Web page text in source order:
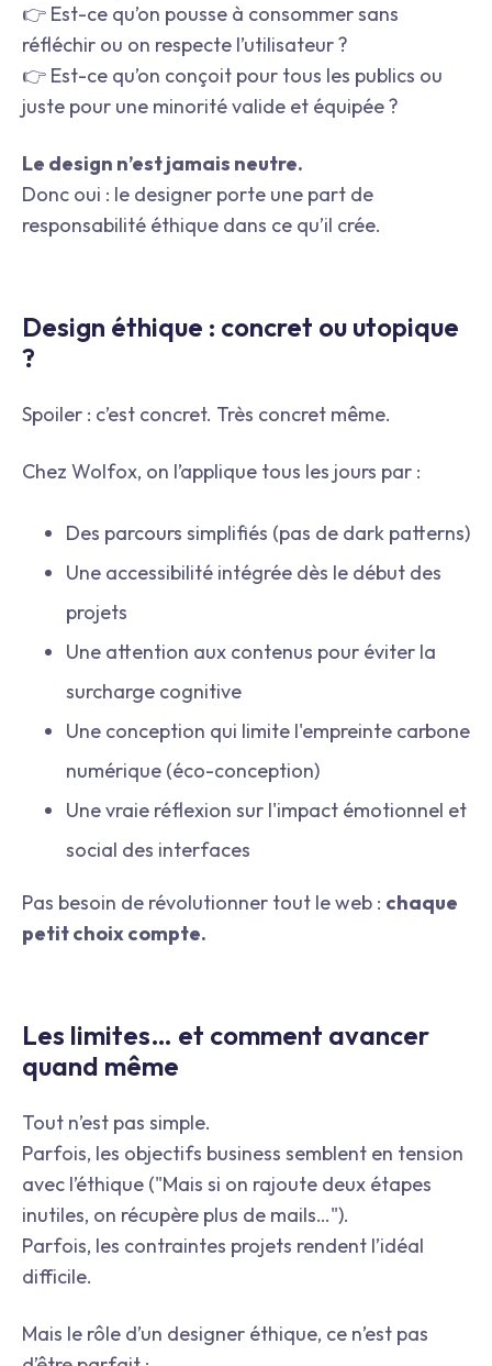
👉 Est-ce qu’on pousse à consommer sans
réfléchir ou on respecte l’utilisateur ?
👉 Est-ce qu’on conçoit pour tous les publics ou
juste pour une minorité valide et équipée ?
Le design n’est jamais neutre.
Donc oui : le designer porte une part de
responsabilité éthique dans ce qu’il crée.
Design éthique : concret ou utopique
?
Spoiler : c’est concret. Très concret même.
Chez Wolfox, on l’applique tous les jours par :
Des parcours simplifiés (pas de dark patterns)
Une accessibilité intégrée dès le début des
projets
Une attention aux contenus pour éviter la
surcharge cognitive
Une conception qui limite l'empreinte carbone
numérique (éco-conception)
Une vraie réflexion sur l'impact émotionnel et
social des interfaces
Pas besoin de révolutionner tout le web : chaque
petit choix compte.
Les limites… et comment avancer
quand même
Tout n’est pas simple.
Parfois, les objectifs business semblent en tension
avec l’éthique ("Mais si on rajoute deux étapes
inutiles, on récupère plus de mails…").
Parfois, les contraintes projets rendent l’idéal
difficile.
Mais le rôle d’un designer éthique, ce n’est pas